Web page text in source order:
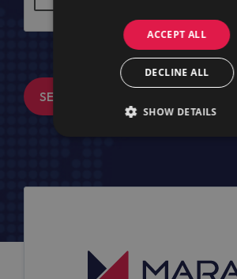
SENDEN
ACCEPT ALL
DECLINE ALL
SHOW DETAILS